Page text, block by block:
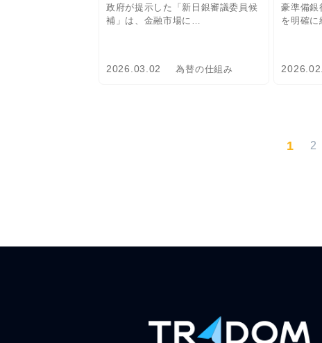
政府が提示した「新日銀審議委員候
補」は、金融市場に…
2026.03.02 為替の仕組み
豪準備銀
を明確
1 2